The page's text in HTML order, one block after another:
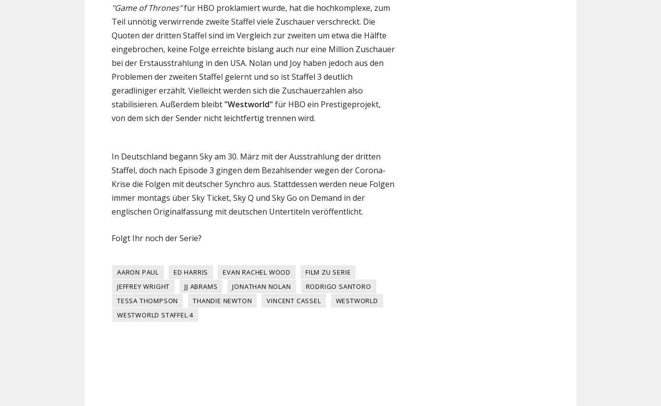
"Game of Thrones"für HBO proklamiert wurde, hat die hochkomplexe, zum
Teil unnötig verwirrende zweite Staffel viele Zuschauer verschreckt. Die
Quoten der dritten Staffel sind im Vergleich zur zweiten um etwa die Hälfte
eingebrochen, keine Folge erreichte bislang auch nur eine Million Zuschauer
bei der Erstausstrahlung in den USA. Nolan und Joy haben jedoch aus den
Problemen der zweiten Staffel gelernt und so ist Staffel 3 deutlich
geradliniger erzählt. Vielleicht werden sich die Zuschauerzahlen also
stabilisieren. Außerdem bleibt "Westworld" für HBO ein Prestigeprojekt,
von dem sich der Sender nicht leichtfertig trennen wird.
In Deutschland begann Sky am 30. März mit der Ausstrahlung der dritten
Staffel, doch nach Episode 3 gingen dem Bezahlsender wegen der Corona-
Krise die Folgen mit deutscher Synchro aus. Stattdessen werden neue Folgen
immer montags über Sky Ticket, Sky Q und Sky Go on Demand in der
englischen Originalfassung mit deutschen Untertiteln veröffentlicht.
Folgt Ihr noch der Serie?
AARON PAUL ED HARRIS EVAN RACHEL WOOD
FILM ZU SERIE
JEFFREY WRIGHT
JJ ABRAMS JONATHAN NOLAN
RODRIGO SANTORO
TESSA THOMPSON
THANDIE NEWTON VINCENT CASSEL
WESTWORLD
WESTWORLD STAFFEL 4